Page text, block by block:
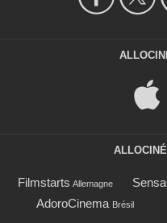
Filmstarts Allemagne
AdoroCinema Brésil